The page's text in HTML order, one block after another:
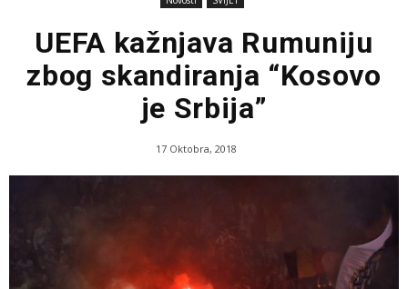
UEFA kažnjava Rumuniju
zbog skandiranja “Kosovo
je Srbija”
17 Oktobra, 2018